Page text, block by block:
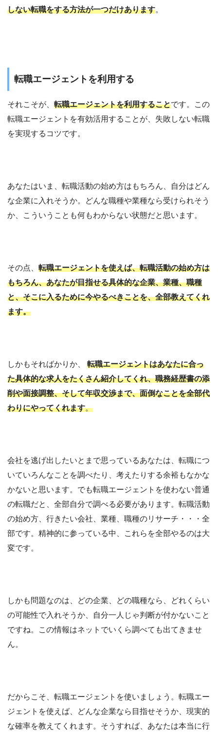
しない転職をする方法が一つだけあります。
転職エージェントを利用する
それこそが、 転職エージェントを利用することです。この
転職エージェントを有効活用することが、失敗しない転職
を実現するコツです。
あなたはいま、転職活動の始め方はもちろん、自分はどん
な企業に入れそうか。どんな職種や業種なら受けられそう
か、こういうことも何もわからない状態だと思います。
その点、 転職エージェントを使えば、転職活動の始め方は
もちろん、あなたが目指せる具体的な企業、業種、職種
と、そこに入るために今やるべきことを、全部教えてくれ
ます。
しかもそればかりか、 転職エージェントはあなたに合っ
た具体的な求人をたくさん紹介してくれ、職務経歴書の添
削や面接調整、そして年収交渉まで、面倒なことを全部代
わりにやってくれます。
会社を逃げ出したいとまで思っているあなたは、転職につ
いていろんなことを調べたり、考えたりする余裕もなかな
かないと思います。でも転職エージェントを使わない普通
の転職だと、全部自分で調べる必要があります。転職活動
の始め方、行きたい会社、業種、職種のリサーチ・・・全
部です。精神的に参っている中、これらを全部やるのは大
変です。
しかも問題なのは、どの企業、どの職種なら、どれくらい
の可能性で入れそうか、自分一人じゃ判断が付かないこと
ですね。この情報はネットでいくら調べても出てきませ
ん。
だからこそ、転職エージェントを使いましょう。転職エー
ジェントを使えば、どんな企業なら目指せそうか、現実的
な確率を教えてくれます。そうすれば、あなたは本当に行